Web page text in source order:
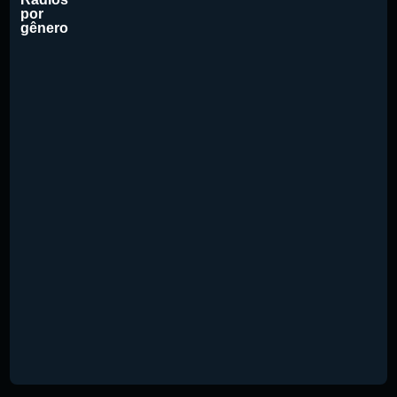
por
gênero